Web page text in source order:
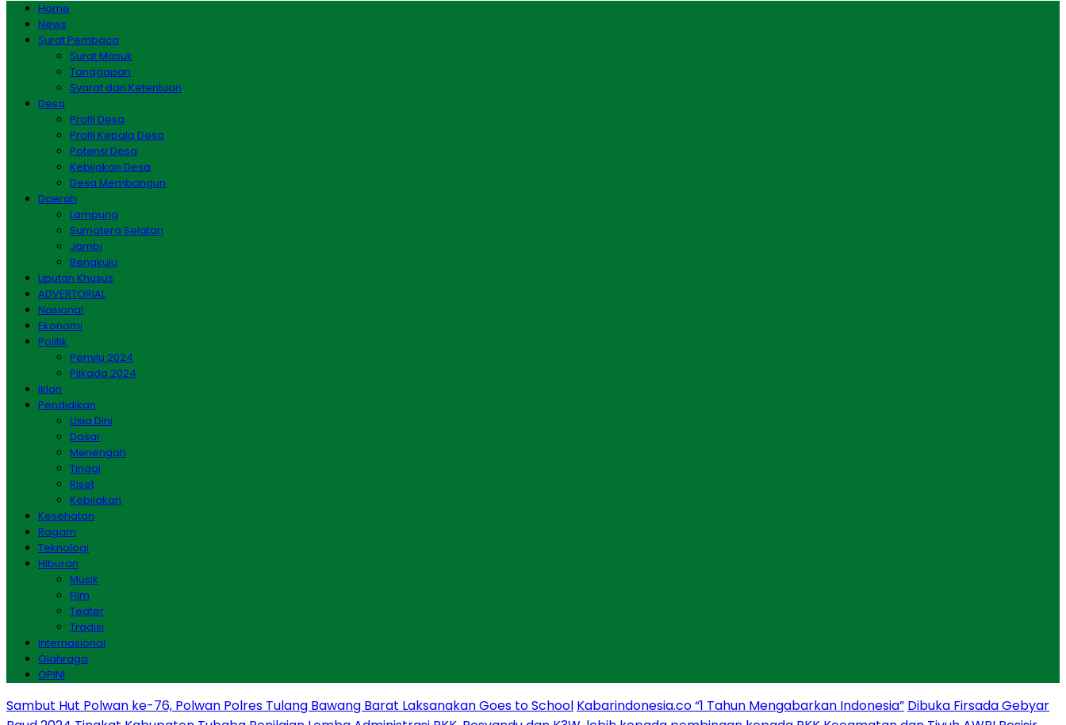
Home
News
Surat Pembaca
Surat Masuk
Tanggapan
Syarat dan Ketentuan
Desa
Profil Desa
Profil Kepala Desa
Potensi Desa
Kebijakan Desa
Desa Membangun
Daerah
Lampung
Sumatera Selatan
Jambi
Bengkulu
Liputan Khusus
ADVERTORIAL
Nasional
Ekonomi
Politik
Pemilu 2024
Pilkada 2024
Iklan
Pendidikan
Usia Dini
Dasar
Menengah
Tinggi
Riset
Kebijakan
Kesehatan
Ragam
Teknologi
Hiburan
Musik
Film
Teater
Tradisi
Internasional
Olahraga
OPINI
Sambut Hut Polwan ke-76, Polwan Polres Tulang Bawang Barat Laksanakan Goes to School Kabarindonesia.co “1 Tahun Mengabarkan Indonesia” Dibuka Firsada Gebyar